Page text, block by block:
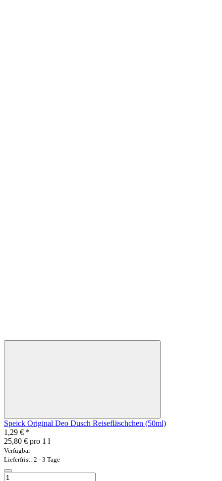
Speick Original Deo Dusch Reisefläschchen (50ml)
1,29 € *
25,80 € pro 1 l
Verfügbar
Lieferfrist: 2 - 3 Tage